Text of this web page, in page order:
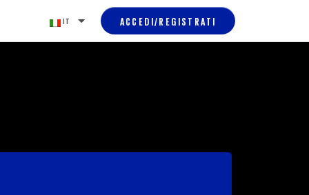
IT ACCEDI/REGISTRATI